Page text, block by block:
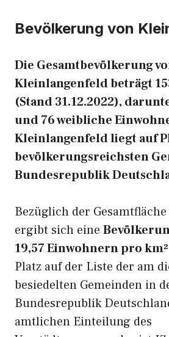
Bevölkerung von
Die Gesamtbevölkerung
Kleinlangenfeld beträgt
(Stand 31.12.2022),
und 76 weibliche
Kleinlangenfeld liegt auf
bevölkerungsreichsten
Bundesrepublik
Bezüglich der Gesamtfläche
ergibt sich eine
19,57 Einwohnern pro km²
Platz auf der Liste der am
besiedelten Gemeinden in
Bundesrepublik
amtlichen Einteilung des